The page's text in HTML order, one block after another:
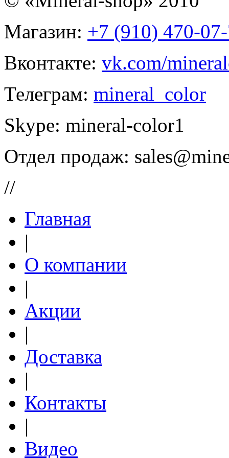
Магазин: +7 (910) 470-
Вконтакте: vk.com/
Телеграм: mineral_color
Skype: mineral-color1
Отдел продаж:
//
Главная
|
О компании
|
Акции
|
Доставка
|
Контакты
|
Видео